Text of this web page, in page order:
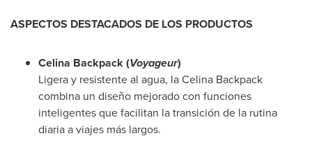
ASPECTOS DESTACADOS DE LOS PRODUCTOS
Celina Backpack (Voyageur)
Ligera y resistente al agua, la Celina Backpack
combina un diseño mejorado con funciones
inteligentes que facilitan la transición de la rutina
diaria a viajes más largos.